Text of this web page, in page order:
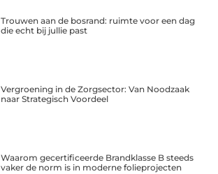
Trouwen aan de bosrand: ruimte voor een dag
die echt bij jullie past
Vergroening in de Zorgsector: Van Noodzaak
naar Strategisch Voordeel
Waarom gecertificeerde Brandklasse B steeds
vaker de norm is in moderne folieprojecten